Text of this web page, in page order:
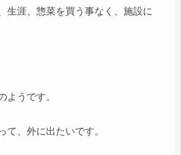
生涯、惣菜を買う事なく、施設に
ようです。
て、外に出たいです。